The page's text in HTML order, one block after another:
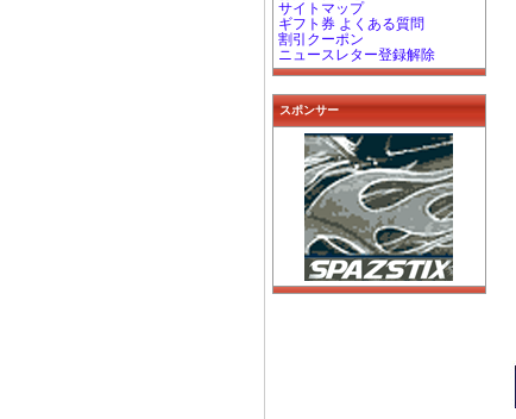
サイトマップ
ギフト券 よくある質問
割引クーポン
ニュースレター登録解除
スポンサー